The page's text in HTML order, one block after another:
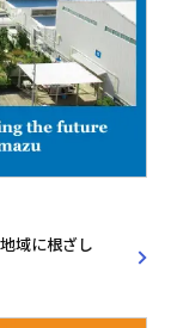
域に根ざし